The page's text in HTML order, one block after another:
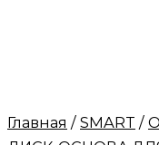
Главная / SMART /